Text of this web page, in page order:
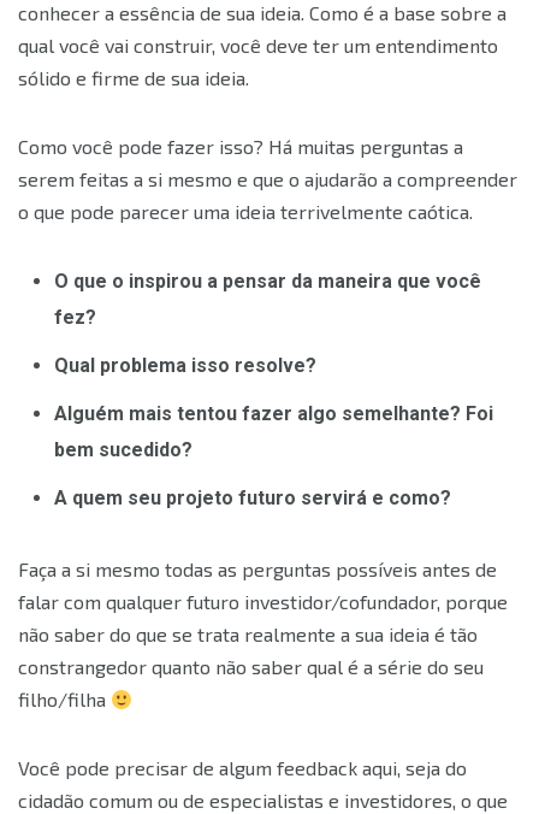
conhecer a essência de sua ideia. Como é a base sobre a
qual você vai construir, você deve ter um entendimento
sólido e firme de sua ideia.
Como você pode fazer isso? Há muitas perguntas a
serem feitas a si mesmo e que o ajudarão a compreender
o que pode parecer uma ideia terrivelmente caótica.
O que o inspirou a pensar da maneira que você
fez?
Qual problema isso resolve?
Alguém mais tentou fazer algo semelhante? Foi
bem sucedido?
A quem seu projeto futuro servirá e como?
Faça a si mesmo todas as perguntas possíveis antes de
falar com qualquer futuro investidor/cofundador, porque
não saber do que se trata realmente a sua ideia é tão
constrangedor quanto não saber qual é a série do seu
filho/filha
Você pode precisar de algum feedback aqui, seja do
cidadão comum ou de especialistas e investidores, o que